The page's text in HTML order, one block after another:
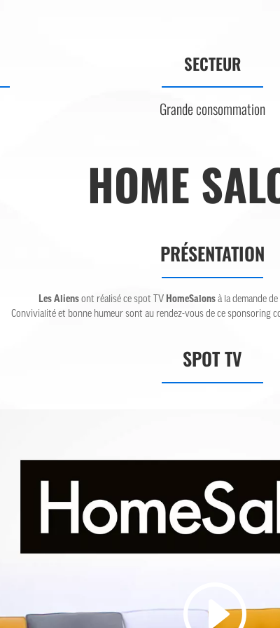
SECTEUR
Grande consommation
HOME
PRÉSENTATION
Les Aliensont réalisé ce spot TV HomeSalonsà la demande de
Convivialité et bonne humeur sont au rendez-vous de ce sponsoring
SPOT TV